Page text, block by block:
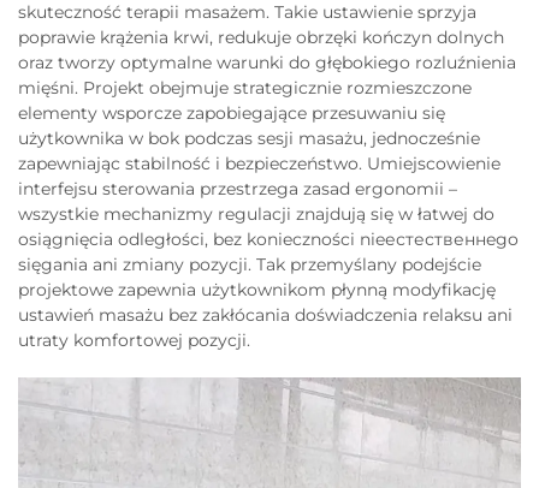
skuteczność terapii masażem. Takie ustawienie sprzyja
poprawie krążenia krwi, redukuje obrzęki kończyn dolnych
oraz tworzy optymalne warunki do głębokiego rozluźnienia
mięśni. Projekt obejmuje strategicznie rozmieszczone
elementy wsporcze zapobiegające przesuwaniu się
użytkownika w bok podczas sesji masażu, jednocześnie
zapewniając stabilność i bezpieczeństwo. Umiejscowienie
interfejsu sterowania przestrzega zasad ergonomii –
wszystkie mechanizmy regulacji znajdują się w łatwej do
osiągnięcia odległości, bez konieczności nieестественнego
sięgania ani zmiany pozycji. Tak przemyślany podejście
projektowe zapewnia użytkownikom płynną modyfikację
ustawień masażu bez zakłócania doświadczenia relaksu ani
utraty komfortowej pozycji.